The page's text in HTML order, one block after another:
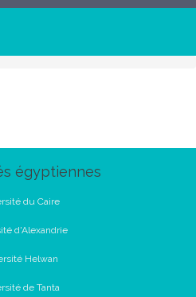
égyptiennes
du Caire
d'Alexandrie
Helwan
de Tanta